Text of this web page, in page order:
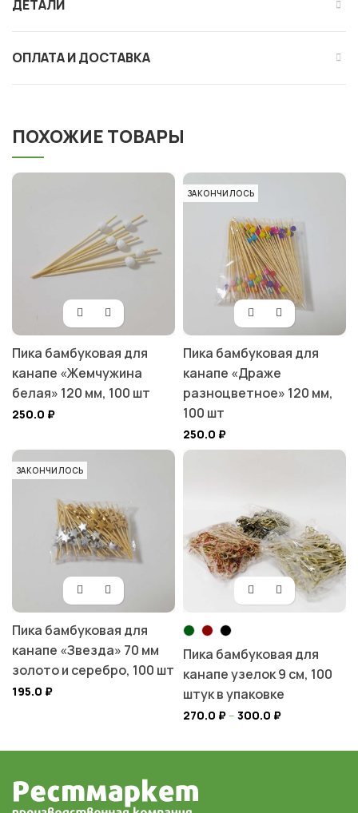
ДЕТАЛИ
ОПЛАТА И ДОСТАВКА
ПОХОЖИЕ ТОВАРЫ
Пика бамбуковая для
канапе «Жемчужина
белая» 120 мм, 100 шт
250.0 ₽
ЗАКОНЧИЛОСЬ
Пика бамбуковая для
канапе «Драже
разноцветное» 120 мм,
100 шт
250.0 ₽
ЗАКОНЧИЛОСЬ
Пика бамбуковая для
канапе «Звезда» 70 мм
золото и серебро, 100 шт
195.0 ₽
Пика бамбуковая для
канапе узелок 9 см, 100
штук в упаковке
270.0 ₽– 300.0 ₽